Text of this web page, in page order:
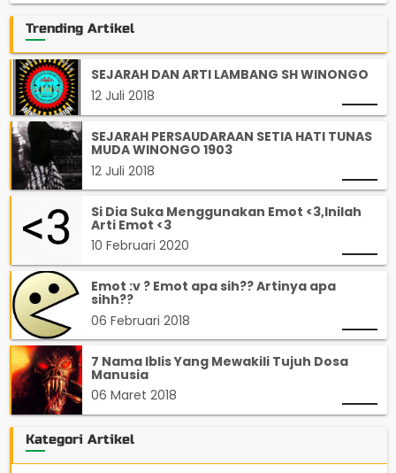
Trending Artikel
SEJARAH DAN ARTI LAMBANG SH WINONGO
12 Juli 2018
SEJARAH PERSAUDARAAN SETIA HATI TUNAS
MUDA WINONGO 1903
12 Juli 2018
Si Dia Suka Menggunakan Emot <3,Inilah
Arti Emot <3
10 Februari 2020
Emot :v ? Emot apa sih?? Artinya apa
sihh??
06 Februari 2018
7 Nama Iblis Yang Mewakili Tujuh Dosa
Manusia
06 Maret 2018
Kategori Artikel